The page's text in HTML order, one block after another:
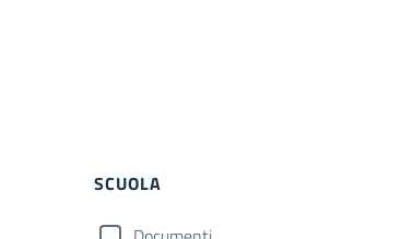
Filtri
Cerca
SCUOLA